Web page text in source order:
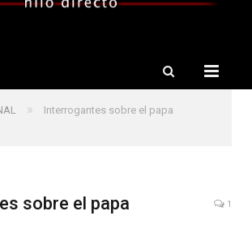
»
Interrogantes sobre el papa
sobre el papa
1